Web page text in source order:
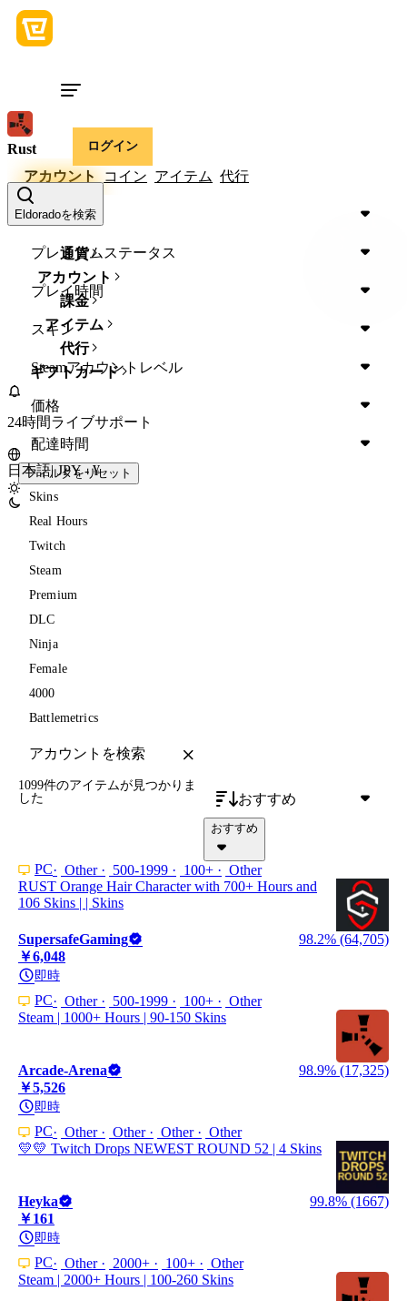
ログイン
Eldoradoを検索
通貨
アカウント
課金
アイテム
代行
ギフトカード
24時間ライブサポート
日本語|JPY - ¥
Rust
アカウント
コイン アイテム 代行
Device
プレミアムステータス
プレイ時間
スキン
Steamアカウントレベル
価格
配達時間
フィルタをリセット
Skins
Real Hours
Twitch
Steam
Premium
DLC
Ninja
Female
4000
Battlemetrics
おすすめ
おすすめ
1099件のアイテムが見つかりま
した
PC Other 500-1999 100+
Other
RUST Orange Hair Character with 700+ Hours and
106 Skins | | Skins
SupersafeGaming
98.2% (64,705)
￥6,048
即時
PC Other 500-1999 100+
Other
Steam | 1000+ Hours | 90-150 Skins
Arcade-Arena
98.9% (17,325)
￥5,526
即時
PC Other Other Other
Other
💛💛 Twitch Drops NEWEST ROUND 52 | 4 Skins
Heyka
99.8% (1667)
￥161
即時
PC Other 2000+ 100+
Other
Steam | 2000+ Hours | 100-260 Skins